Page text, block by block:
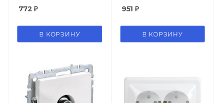
(упак.:1шт)
772 ₽
В КОРЗИНУ
951₽
В КОРЗИНУ